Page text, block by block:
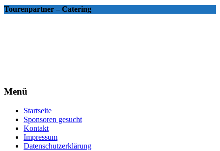
Tourenpartner – Catering
Menü
Startseite
Sponsoren gesucht
Kontakt
Impressum
Datenschutzerklärung